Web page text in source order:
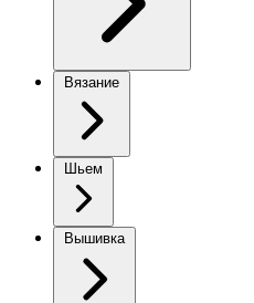
Вязание
Шьем
Вышивка